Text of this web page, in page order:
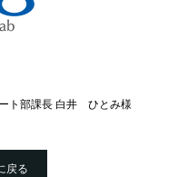
ト部課長 白井 ひとみ様
戻る